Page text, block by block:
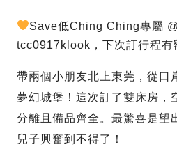
Save低Ching Ching專屬
tcc0917klook，下次訂行程有
帶兩個小朋友北上東莞，從口
夢幻城堡！這次訂了雙床房，
分離且備品齊全。最驚喜是望
兒子興奮到不得了！